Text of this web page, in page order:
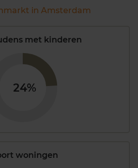
in Amsterdam
met kinderen
24%
woningen